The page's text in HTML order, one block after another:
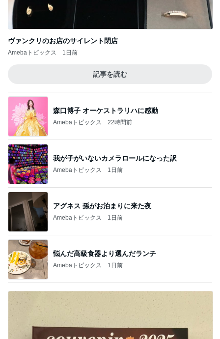
ヴァンクリのお店のサイレント閉店
Amebaトピックス 1日前
記事を読む
森口博子 オーケストラリハに感動
Amebaトピックス 22時間前
我が子がいないカメラロールになった訳
Amebaトピックス 1日前
アグネス 孫がお泊まりに来た夜
Amebaトピックス 1日前
悩んだ高級食器より選んだランチ
Amebaトピックス 1日前